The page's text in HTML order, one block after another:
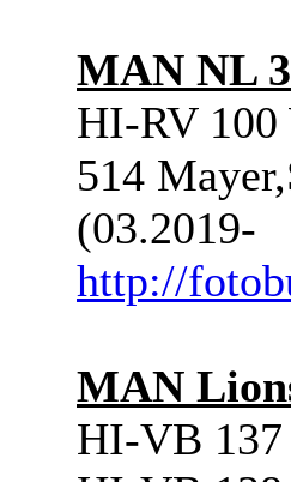
MAN NL
HI-RV 100
514
(03.2019-
http://
MAN
HI-VB